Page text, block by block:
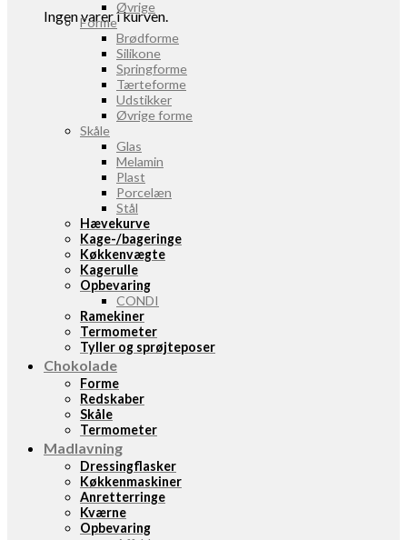
Ingen varer i kurven.
Øvrige
Forme
Brødforme
Silikone
Springforme
Tærteforme
Udstikker
Øvrige forme
Skåle
Glas
Melamin
Plast
Porcelæn
Stål
Hævekurve
Kage-/bageringe
Køkkenvægte
Kagerulle
Opbevaring
CONDI
Ramekiner
Termometer
Tyller og sprøjteposer
Chokolade
Forme
Redskaber
Skåle
Termometer
Madlavning
Dressingflasker
Køkkenmaskiner
Anretterringe
Kværne
Opbevaring